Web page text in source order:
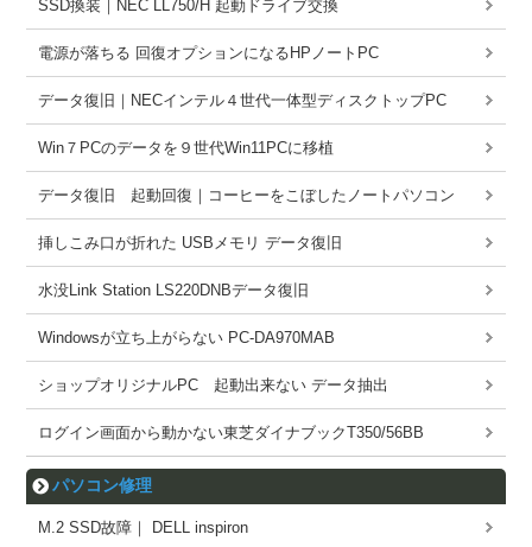
SSD換装｜NEC LL750/H 起動ドライブ交換
電源が落ちる 回復オプションになるHPノートPC
データ復旧｜NECインテル４世代一体型ディスクトップPC
Win７PCのデータを９世代Win11PCに移植
データ復旧 起動回復｜コーヒーをこぼしたノートパソコン
挿しこみ口が折れた USBメモリ データ復旧
水没Link Station LS220DNBデータ復旧
Windowsが立ち上がらない PC-DA970MAB
ショップオリジナルPC 起動出来ない データ抽出
ログイン画面から動かない東芝ダイナブックT350/56BB
パソコン修理
M.2 SSD故障｜ DELL inspiron